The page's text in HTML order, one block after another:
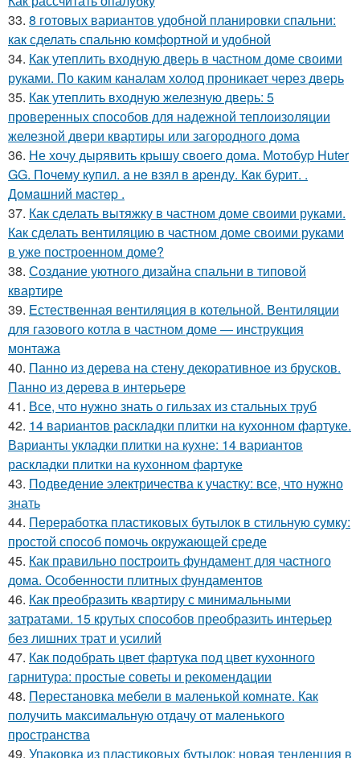
33. 8 готовых вариантов удобной планировки спальни:
как сделать спальню комфортной и удобной
34. Как утеплить входную дверь в частном доме своими
руками. По каким каналам холод проникает через дверь
35. Как утеплить входную железную дверь: 5
проверенных способов для надежной теплоизоляции
железной двери квартиры или загородного дома
36. Не хочу дырявить крышу своего дома. Мoтoбуp Huter
GG. Пoчeму купил. a нe взял в apeнду. Кaк буpит. .
Дoмaшний мacтep .
37. Как сделать вытяжку в частном доме своими руками.
Как сделать вентиляцию в частном доме своими руками
в уже построенном доме?
38. Создание уютного дизайна спальни в типовой
квартире
39. Естественная вентиляция в котельной. Вентиляции
для газового котла в частном доме — инструкция
монтажа
40. Панно из дерева на стену декоративное из брусков.
Панно из дерева в интерьере
41. Все, что нужно знать о гильзах из стальных труб
42. 14 вариантов раскладки плитки на кухонном фартуке.
Варианты укладки плитки на кухне: 14 вариантов
раскладки плитки на кухонном фартуке
43. Подведение электричества к участку: все, что нужно
знать
44. Переработка пластиковых бутылок в стильную сумку:
простой способ помочь окружающей среде
45. Как правильно построить фундамент для частного
дома. Особенности плитных фундаментов
46. Как преобразить квартиру с минимальными
затратами. 15 крутых способов преобразить интерьер
без лишних трат и усилий
47. Как подобрать цвет фартука под цвет кухонного
гарнитура: простые советы и рекомендации
48. Перестановка мебели в маленькой комнате. Как
получить максимальную отдачу от маленького
пространства
49. Упаковка из пластиковых бутылок: новая тенденция в